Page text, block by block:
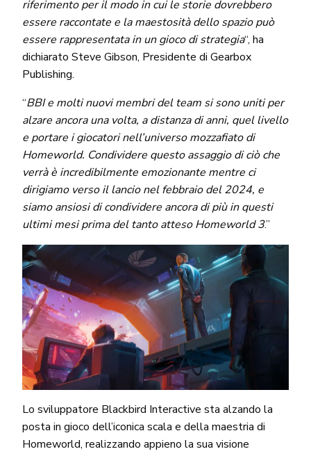
riferimento per il modo in cui le storie dovrebbero
essere raccontate e la maestosità dello spazio può
essere rappresentata in un gioco di strategia“, ha
dichiarato Steve Gibson, Presidente di Gearbox
Publishing.
“BBI e molti nuovi membri del team si sono uniti per
alzare ancora una volta, a distanza di anni, quel livello
e portare i giocatori nell’universo mozzafiato di
Homeworld. Condividere questo assaggio di ciò che
verrà è incredibilmente emozionante mentre ci
dirigiamo verso il lancio nel febbraio del 2024, e
siamo ansiosi di condividere ancora di più in questi
ultimi mesi prima del tanto atteso Homeworld 3.”
Lo sviluppatore Blackbird Interactive sta alzando la
posta in gioco dell’iconica scala e della maestria di
Homeworld, realizzando appieno la sua visione